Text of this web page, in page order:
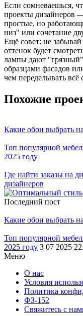
Если сомневаешься,
проекты дизайнеров
простые, но
низ" или сочетание
Ещё совет: не
оттенок будет
лампы дают
образцами фасадов
чем переделывать всё
Похожие
Какие обои выбрать
Топ популярной
2025 году
Где найти заказы на
дизайнеров
Последний пост
Какие обои выбрать
Топ популярной
2025 году 3 07 2025
Меню
О нас
Условия
Политика
ФЗ-152
Свяжитесь с